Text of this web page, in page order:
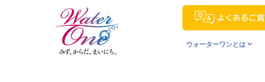
ウォーターワンとは